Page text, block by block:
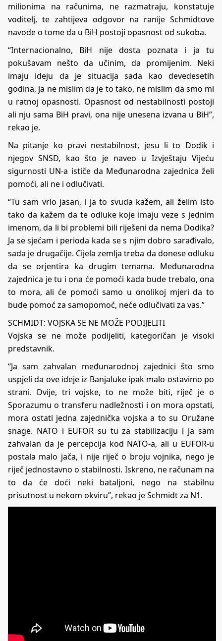
milionima na računima, ne razmatraju, konstatuje
voditelj, te zahtijeva odgovor na ranije Schmidtove
navode o tome da u BiH postoji opasnost od sukoba.
“Internacionalno, BiH nije dosta poznata i ja tu
pokušavam nešto da učinim, da promijenim. Neki
imaju ideju da je situacija sada kao devedesetih
godina, ja ne mislim da je to tako, ne mislim da smo mi
u ratnoj opasnosti. Opasnost od nestabilnosti postoji
ali nju sama BiH pravi, ona nije unesena izvana u BiH”,
rekao je.
Na pitanje ko pravi nestabilnost, jesu li to Dodik i
njegov SNSD, kao što je naveo u Izvještaju Vijeću
sigurnosti UN-a ističe da Međunarodna zajednica želi
pomoći, ali ne i odlučivati.
“Tu sam vrlo jasan, i ja to svuda kažem, ali želim isto
tako da kažem da te odluke koje imaju veze s jednim
imenom, da li bi problemi bili riješeni da nema Dodika?
Ja se sjećam i perioda kada se s njim dobro sarađivalo,
sada je drugačije. Cijela zemlja treba da donese odluku
da se orjentira ka drugim temama. Međunarodna
zajednica je tu i ona će pomoći kada bude trebalo, ona
to mora, ali će pomoći samo u onolikoj mjeri da to
bude pomoć za samopomoć, neće odlučivati za vas.”
SCHMIDT: VOJSKA SE NE MOŽE PODIJELITI
Vojska se ne može podijeliti, kategoričan je visoki
predstavnik.
“Ja sam zahvalan međunarodnoj zajednici što smo
uspjeli da ove ideje iz Banjaluke ipak malo ostavimo po
strani. Dvije, tri vojske, to ne može biti, riječ je o
Sporazumu o transferu nadležnosti i on mora opstati,
mora ostati jedna zajednička vojska a to su Oružane
snage. NATO i EUFOR su tu za stabilizaciju i ja sam
zahvalan da je percepcija kod NATO-a, ali u EUFOR-u
postala malo jača, i nije riječ o broju vojnika, nego je
riječ jednostavno o stabilnosti. Iskreno, ne računam na
to da će doći neki bataljoni, nego na stabilnu
prisutnost u nekom okviru”, rekao je Schmidt za N1.